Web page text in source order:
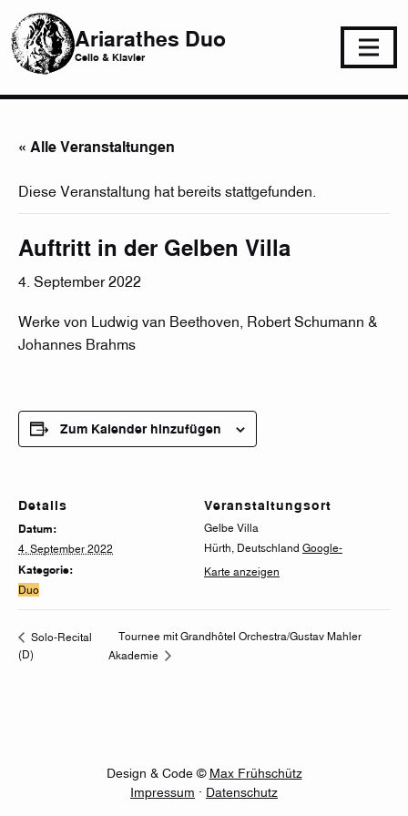
Ariarathes Duo
Cello & Klavier
« Alle Veranstaltungen
Diese Veranstaltung hat bereits stattgefunden.
Auftritt in der Gelben Villa
4. September 2022
Werke von Ludwig van Beethoven, Robert Schumann &
Johannes Brahms
Zum Kalender hinzufügen
Details
Datum:
4. September 2022
Kategorie:
Duo
Veranstaltungsort
Gelbe Villa
Hürth, Deutschland Google-
Karte anzeigen
Solo-Recital
(D)
Tournee mit Grandhôtel Orchestra/Gustav Mahler
Akademie
Design & Code © Max Frühschütz
Impressum · Datenschutz